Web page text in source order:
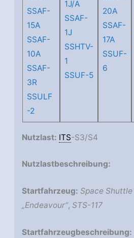
SSAF-
15A
SSAF-
10A
SSAF-
3R
SSULF
-2
1J/A
SSAF-
1J
SSHTV-
1
SSUF-5
20A
SSAF-
17A
SSUF-
6
Nutzlast: ITS-S3/S4
Nutzlastbeschreibung:
Startfahrzeug: Space Shuttle
„Endeavour“,STS-117
Startfahrzeugbeschreibung: